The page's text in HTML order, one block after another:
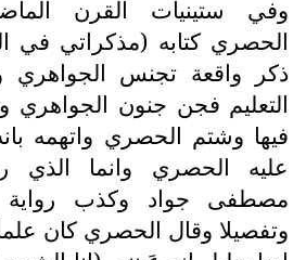
وفي ستينيات القرن
الحصري كتابه (مذكراتي في
ذكر واقعة تجنس
التعليم فجن جنون
فيها وشتم الحصري واتهمه
عليه الحصري وانما الذي
مصطفى جواد وكذب رواية
وتفصيلا وقال الحصري كان